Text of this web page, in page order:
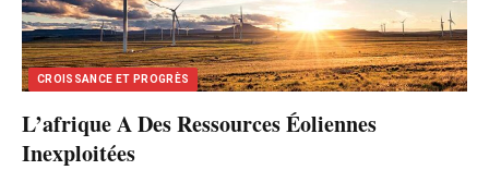
CROISSANCE ET PROGRÈS
L’afrique A Des Ressources Éoliennes
Inexploitées